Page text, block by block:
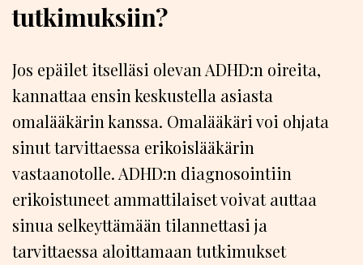
tutkimuksiin?
Jos epäilet itselläsi olevan ADHD:n oireita,
kannattaa ensin keskustella asiasta
omalääkärin kanssa. Omalääkäri voi ohjata
sinut tarvittaessa erikoislääkärin
vastaanotolle. ADHD:n diagnosointiin
erikoistuneet ammattilaiset voivat auttaa
sinua selkeyttämään tilannettasi ja
tarvittaessa aloittamaan tutkimukset